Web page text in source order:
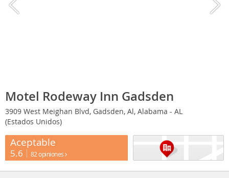
Motel Rodeway Inn Gadsden
3909 West Meighan Blvd, Gadsden, Al, Alabama - AL
(Estados Unidos)
Aceptable
5.6 82 opiniones